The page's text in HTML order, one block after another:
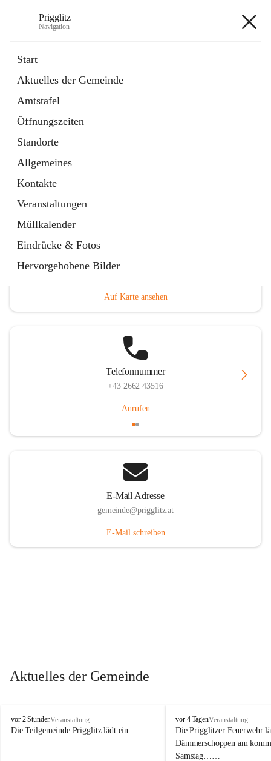
Prigglitz
Navigation
Start
Aktuelles der Gemeinde
Amtstafel
Öffnungszeiten
Standorte
Allgemeines
Kontakte
Veranstaltungen
Müllkalender
Eindrücke & Fotos
Hervorgehobene Bilder
Externe Webseite
in
Tab
Gemeindezeitung
Ordner
öffnet
in
neuem
Tab
Hauptadresse
Auf Karte ansehen
Telefonnummer
+43 2662 43516
Anrufen
E-Mail Adresse
gemeinde@prigglitz.at
E-Mail schreiben
Aktuelles der Gemeinde
P
r
vor 2 StundenVeranstaltung
Die Teilgemeinde Prigglitz lädt ein ……..
P
r
i
g
vor 4 TagenVeranstaltung
Die Prigglitzer Feuerwehr
Dämmerschoppen am
Samstag……